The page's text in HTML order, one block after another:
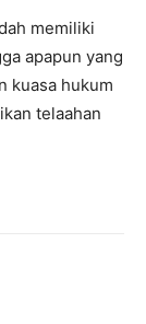
memiliki
apapun yang
kuasa hukum
telaahan